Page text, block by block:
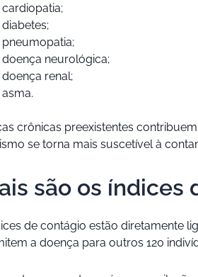
cardiopatia;
diabetes;
pneumopatia;
doença neurológica;
doença renal;
asma.
crônicas preexistentes
se torna mais suscetível à
são os índices
de contágio estão diretamente
a doença para outros 120